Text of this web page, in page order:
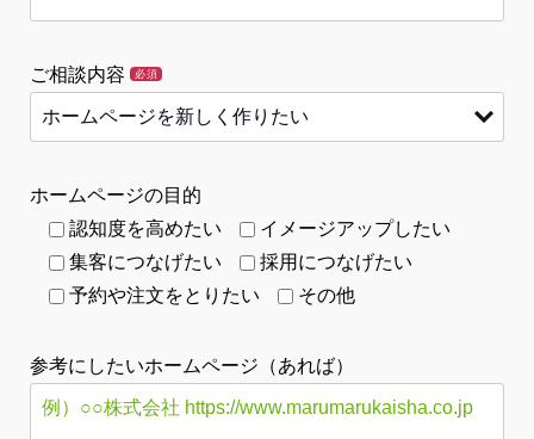
ご相談内容 必須
ホームページの目的
認知度を高めたい
イメージアップしたい
集客につなげたい
採用につなげたい
予約や注文をとりたい
その他
参考にしたいホームページ（あれば）